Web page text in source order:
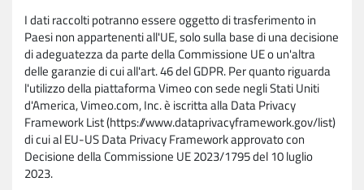
I dati raccolti potranno essere oggetto di trasferimento in
Paesi non appartenenti all'UE, solo sulla base di una decisione
di adeguatezza da parte della Commissione UE o un'altra
delle garanzie di cui all'art. 46 del GDPR. Per quanto riguarda
l'utilizzo della piattaforma Vimeo con sede negli Stati Uniti
d'America, Vimeo.com, Inc. è iscritta alla Data Privacy
Framework List (https://www.dataprivacyframework.gov/list)
di cui al EU-US Data Privacy Framework approvato con
Decisione della Commissione UE 2023/1795 del 10 luglio
2023.